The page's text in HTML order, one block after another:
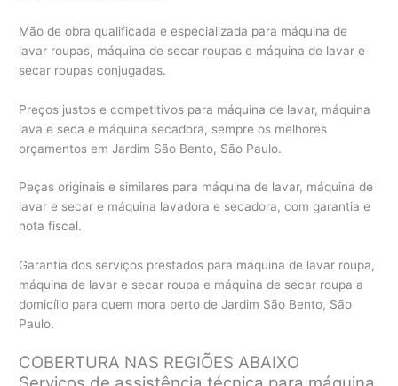
Mão de obra qualificada e especializada para máquina de
lavar roupas, máquina de secar roupas e máquina de lavar e
secar roupas conjugadas.
Preços justos e competitivos para máquina de lavar, máquina
lava e seca e máquina secadora, sempre os melhores
orçamentos em Jardim São Bento, São Paulo.
Peças originais e similares para máquina de lavar, máquina de
lavar e secar e máquina lavadora e secadora, com garantia e
nota fiscal.
Garantia dos serviços prestados para máquina de lavar roupa,
máquina de lavar e secar roupa e máquina de secar roupa a
domicílio para quem mora perto de Jardim São Bento, São
Paulo.
COBERTURA NAS REGIÕES ABAIXO